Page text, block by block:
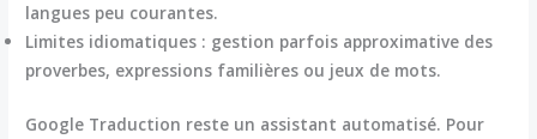
langues peu courantes.
Limites idiomatiques : gestion parfois approximative des
proverbes, expressions familières ou jeux de mots.
Google Traduction reste un assistant automatisé. Pour